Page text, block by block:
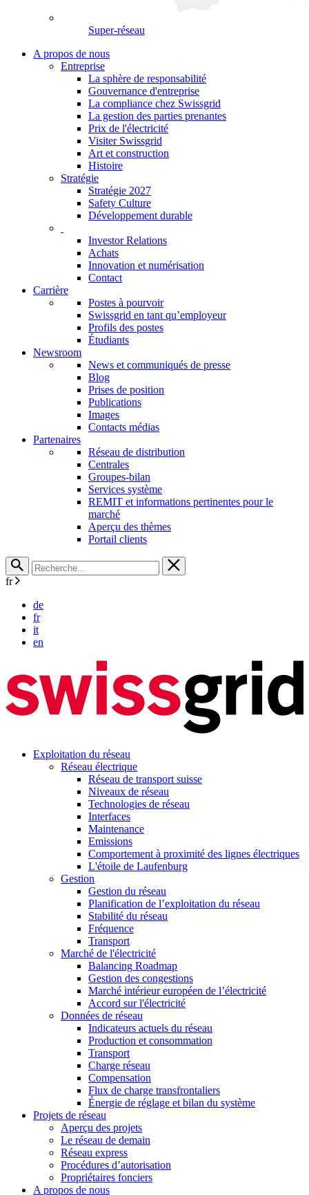
Super-réseau
A propos de nous
Entreprise
La sphère de responsabilité
Gouvernance d'entreprise
La compliance chez Swissgrid
La gestion des parties prenantes
Prix de l'électricité
Visiter Swissgrid
Art et construction
Histoire
Stratégie
Stratégie 2027
Safety Culture
Développement durable
Investor Relations
Achats
Innovation et numérisation
Contact
Carrière
Postes à pourvoir
Swissgrid en tant qu’employeur
Profils des postes
Étudiants
Newsroom
News et communiqués de presse
Blog
Prises de position
Publications
Images
Contacts médias
Partenaires
Réseau de distribution
Centrales
Groupes-bilan
Services système
REMIT et informations pertinentes pour le
marché
Aperçu des thèmes
Portail clients
fr
de
fr
it
en
Exploitation du réseau
Réseau électrique
Réseau de transport suisse
Niveaux de réseau
Technologies de réseau
Interfaces
Maintenance
Emissions
Comportement à proximité des lignes électriques
L'étoile de Laufenburg
Gestion
Gestion du réseau
Planification de l’exploitation du réseau
Stabilité du réseau
Fréquence
Transport
Marché de l'électricité
Balancing Roadmap
Gestion des congestions
Marché intérieur européen de l’électricité
Accord sur l'électricité
Données de réseau
Indicateurs actuels du réseau
Production et consommation
Transport
Charge réseau
Compensation
Flux de charge transfrontaliers
Énergie de réglage et bilan du système
Projets de réseau
Aperçu des projets
Le réseau de demain
Réseau express
Procédures d’autorisation
Propriétaires fonciers
A propos de nous